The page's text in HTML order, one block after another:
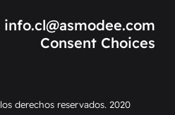
info.cl@asmodee.com
Consent Choices
derechos reservados. 2020